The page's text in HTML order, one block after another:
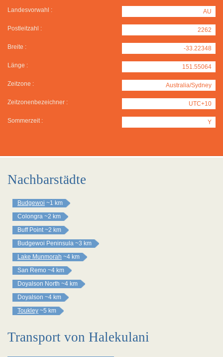
Landesvorwahl : AU
Postleitzahl : 2262
Breite : -33.22348
Länge : 151.55064
Zeitzone : Australia/Sydney
Zeitzonenbezeichner : UTC+10
Sommerzeit : Y
Nachbarstädte
Budgewoi ~1 km
Colongra ~2 km
Buff Point ~2 km
Budgewoi Peninsula ~3 km
Lake Munmorah ~4 km
San Remo ~4 km
Doyalson North ~4 km
Doyalson ~4 km
Toukley ~5 km
Transport von Halekulani